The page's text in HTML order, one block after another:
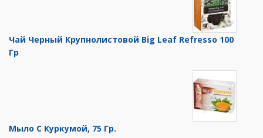
Чай Черный Крупнолистовой Big Leaf Refresso 100
Гр
Мыло С Куркумой, 75 Гр.